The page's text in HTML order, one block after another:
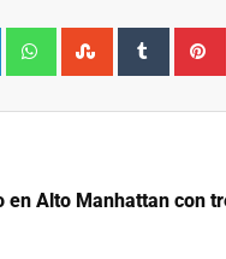
LinkedIn WhatsappStumbleUpon
Tumblr
en Alto Manhattan con